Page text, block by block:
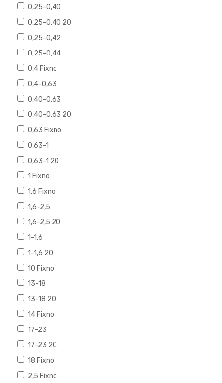
0,25-0,40
0,25-0,40 20
0,25-0,42
0,25-0,44
0,4 Fixno
0,4-0,63
0,40-0,63
0,40-0,63 20
0,63 Fixno
0,63-1
0,63-1 20
1 Fixno
1,6 Fixno
1,6-2,5
1,6-2,5 20
1-1,6
1-1,6 20
10 Fixno
13-18
13-18 20
14 Fixno
17-23
17-23 20
18 Fixno
2,5 Fixno